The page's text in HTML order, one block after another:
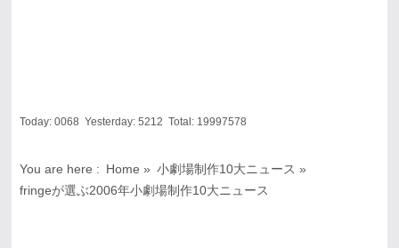
Today: 0068 Yesterday: 5212 Total: 19997578
You are here : Home » 小劇場制作10大ニュース »
fringeが選ぶ2006年小劇場制作10大ニュース